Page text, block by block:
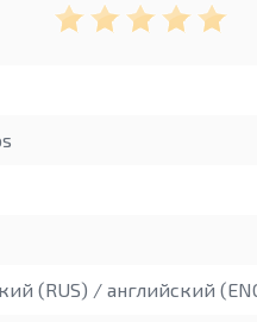
(RUS) / английский